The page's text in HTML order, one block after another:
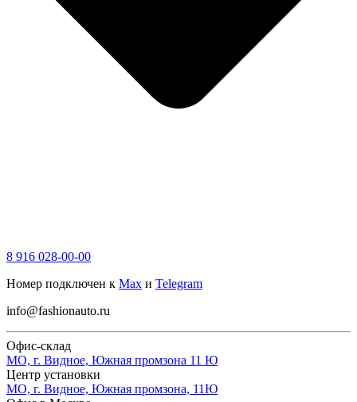
8 916 028-00-00
Номер подключен к Max и Telegram
info@fashionauto.ru
Офис-склад
МО, г. Видное, Южная промзона 11 Ю
Центр установки
МО, г. Видное, Южная промзона, 11Ю